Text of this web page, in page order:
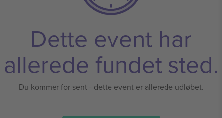
Dette event har
allerede fundet sted.
Du kommer for sent - dette event er allerede udløbet.